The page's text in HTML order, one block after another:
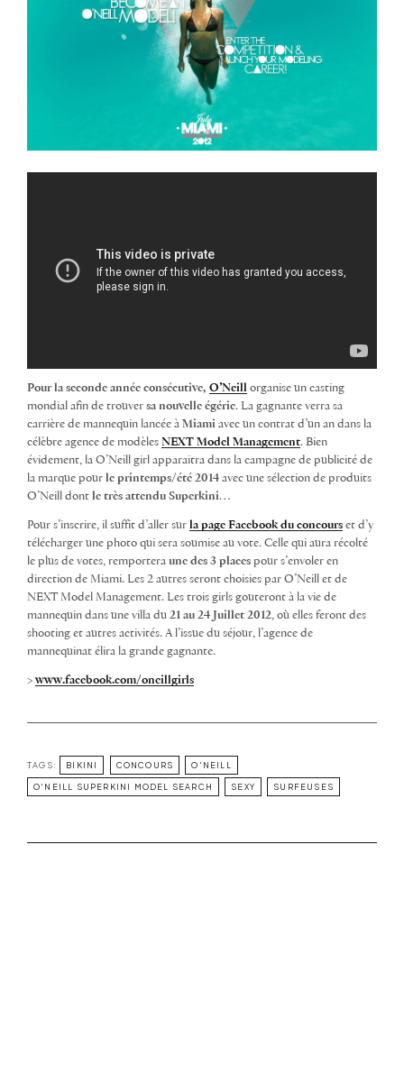
Pour la seconde année consécutive, O’Neill organise un casting
mondial afin de trouver sa nouvelle égérie. La gagnante verra sa
carrière de mannequin lancée à Miami avec un contrat d’un an dans la
célèbre agence de modèles NEXT Model Management. Bien
évidement, la O’Neill girl apparaitra dans la campagne de publicité de
la marque pour le printemps/été 2014 avec une sélection de produits
O’Neill dont le très attendu Superkini…
Pour s’inscrire, il suffit d’aller sur la page Facebook du concours et d’y
télécharger une photo qui sera soumise au vote. Celle qui aura récolté
le plus de votes, remportera une des 3 places pour s’envoler en
direction de Miami. Les 2 autres seront choisies par O’Neill et de
NEXT Model Management. Les trois girls gouteront à la vie de
mannequin dans une villa du 21 au 24 Juillet 2012, où elles feront des
shooting et autres activités. A l’issue du séjour, l’agence de
mannequinat élira la grande gagnante.
> www.facebook.com/oneillgirls
TAGS: BIKINI CONCOURS O'NEILL
O'NEILL SUPERKINI MODEL SEARCH SEXY SURFEUSES